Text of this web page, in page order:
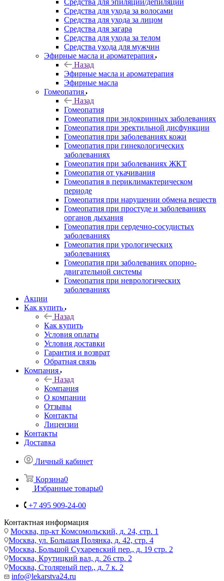
Средства для эпиляции/депиляции
Средства для ухода за волосами
Средства для ухода за лицом
Средства для загара
Средства для ухода за телом
Средства ухода для мужчин
Эфирные масла и ароматерапия
Назад
Эфирные масла и ароматерапия
Эфирные масла
Гомеопатия
Назад
Гомеопатия
Гомеопатия при эндокринных заболеваниях
Гомеопатия при эректильной дисфункции
Гомеопатия при заболеваниях кожи
Гомеопатия при гинекологических
заболеваниях
Гомеопатия при заболеваниях ЖКТ
Гомеопатия от укачивания
Гомеопатия в периклимактерическом
периоде
Гомеопатия при нарушении обмена веществ
Гомеопатия при простуде и заболеваниях
органов дыхания
Гомеопатия при сердечно-сосудистых
заболеваниях
Гомеопатия при урологических
заболеваниях
Гомеопатия при заболеваниях опорно-
двигательной системы
Гомеопатия при неврологических
заболеваниях
Акции
Как купить
Назад
Как купить
Условия оплаты
Условия доставки
Гарантия и возврат
Обратная связь
Компания
Назад
Компания
О компании
Отзывы
Контакты
Лицензии
Контакты
Доставка
Личный кабинет
Корзина0
Избранные товары0
+7 495 909-24-00
Контактная информация
Москва, пр-кт Комсомольский, д. 24, стр. 1
Москва, ул. Большая Полянка, д. 42, стр. 4
Москва, Большой Сухаревский пер., д. 19 стр. 2
Москва, Крутицкий вал, д. 26 стр. 2
Москва, Столярный пер., д. 7 к. 2
info@lekarstva24.ru